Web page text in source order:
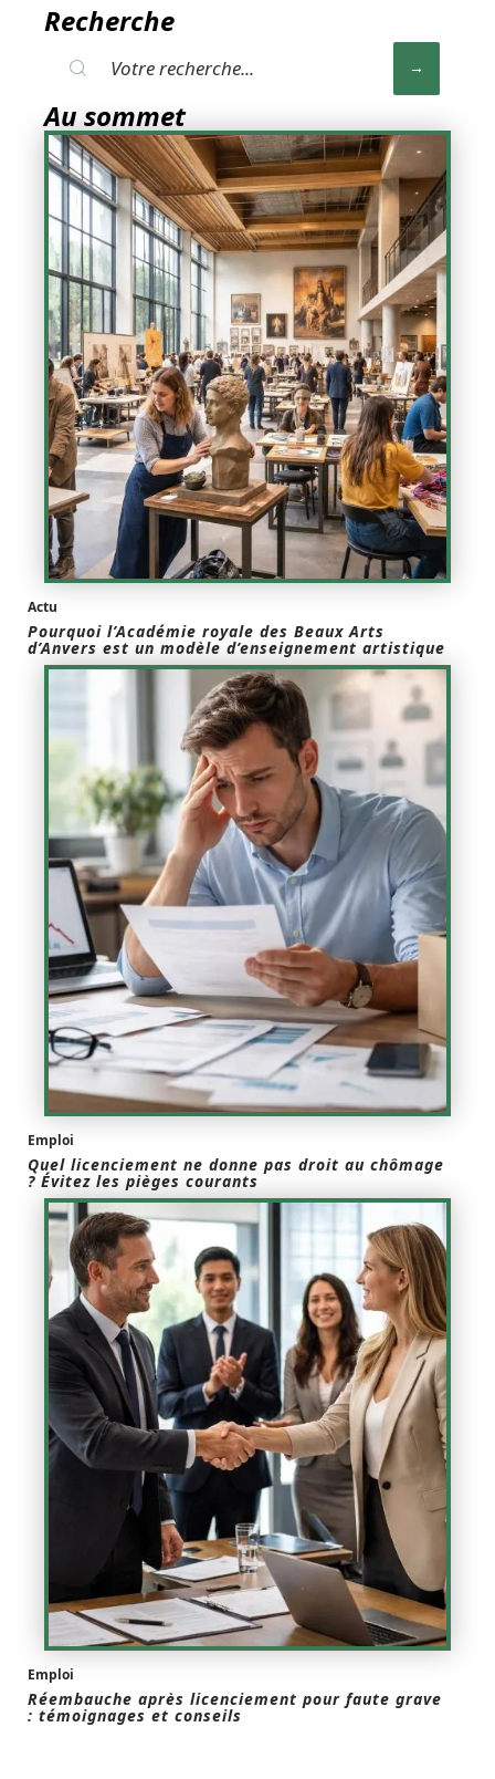
Recherche
Au sommet
Actu
Pourquoi l’Académie royale des Beaux Arts
d’Anvers est un modèle d’enseignement artistique
Emploi
Quel licenciement ne donne pas droit au chômage
? Évitez les pièges courants
Emploi
Réembauche après licenciement pour faute grave
: témoignages et conseils